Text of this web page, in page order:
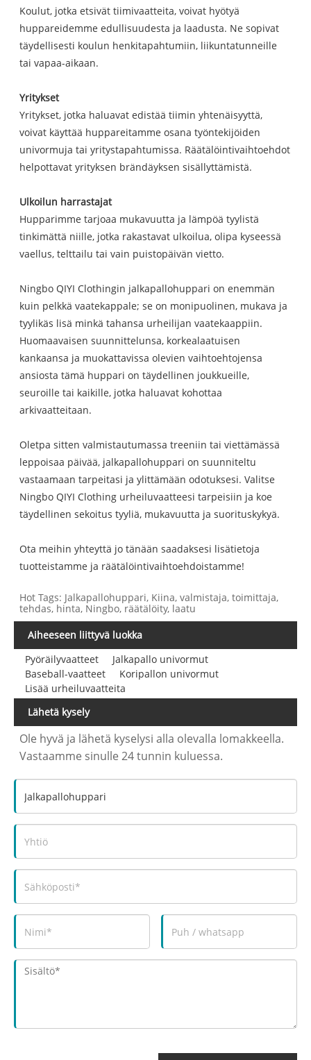
Koulut, jotka etsivät tiimivaatteita, voivat hyötyä
huppareidemme edullisuudesta ja laadusta. Ne sopivat
täydellisesti koulun henkitapahtumiin, liikuntatunneille
tai vapaa-aikaan.
Yritykset
Yritykset, jotka haluavat edistää tiimin yhtenäisyyttä,
voivat käyttää huppareitamme osana työntekijöiden
univormuja tai yritystapahtumissa. Räätälöintivaihtoehdot
helpottavat yrityksen brändäyksen sisällyttämistä.
Ulkoilun harrastajat
Hupparimme tarjoaa mukavuutta ja lämpöä tyylistä
tinkimättä niille, jotka rakastavat ulkoilua, olipa kyseessä
vaellus, telttailu tai vain puistopäivän vietto.
Ningbo QIYI Clothingin jalkapallohuppari on enemmän
kuin pelkkä vaatekappale; se on monipuolinen, mukava ja
tyylikäs lisä minkä tahansa urheilijan vaatekaappiin.
Huomaavaisen suunnittelunsa, korkealaatuisen
kankaansa ja muokattavissa olevien vaihtoehtojensa
ansiosta tämä huppari on täydellinen joukkueille,
seuroille tai kaikille, jotka haluavat kohottaa
arkivaatteitaan.
Oletpa sitten valmistautumassa treeniin tai viettämässä
leppoisaa päivää, jalkapallohuppari on suunniteltu
vastaamaan tarpeitasi ja ylittämään odotuksesi. Valitse
Ningbo QIYI Clothing urheiluvaatteesi tarpeisiin ja koe
täydellinen sekoitus tyyliä, mukavuutta ja suorituskykyä.
Ota meihin yhteyttä jo tänään saadaksesi lisätietoja
tuotteistamme ja räätälöintivaihtoehdoistamme!
Hot Tags: Jalkapallohuppari, Kiina, valmistaja, toimittaja,
tehdas, hinta, Ningbo, räätälöity, laatu
Aiheeseen liittyvä luokka
Pyöräilyvaatteet
Jalkapallo univormut
Baseball-vaatteet
Koripallon univormut
Lisää urheiluvaatteita
Lähetä kysely
Ole hyvä ja lähetä kyselysi alla olevalla lomakkeella.
Vastaamme sinulle 24 tunnin kuluessa.